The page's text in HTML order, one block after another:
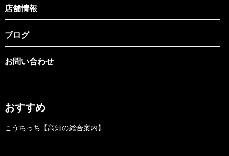
店舗情報
ブログ
お問い合わせ
おすすめ
こうちっち【高知の総合案内】